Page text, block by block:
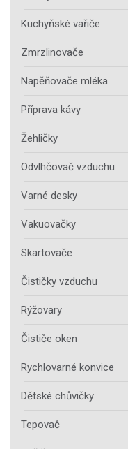
Kuchyňské vařiče
Zmrzlinovače
Napěňovače mléka
Příprava kávy
Žehličky
Odvlhčovač vzduchu
Varné desky
Vakuovačky
Skartovače
Čističky vzduchu
Rýžovary
Čističe oken
Rychlovarné konvice
Dětské chůvičky
Tepovač